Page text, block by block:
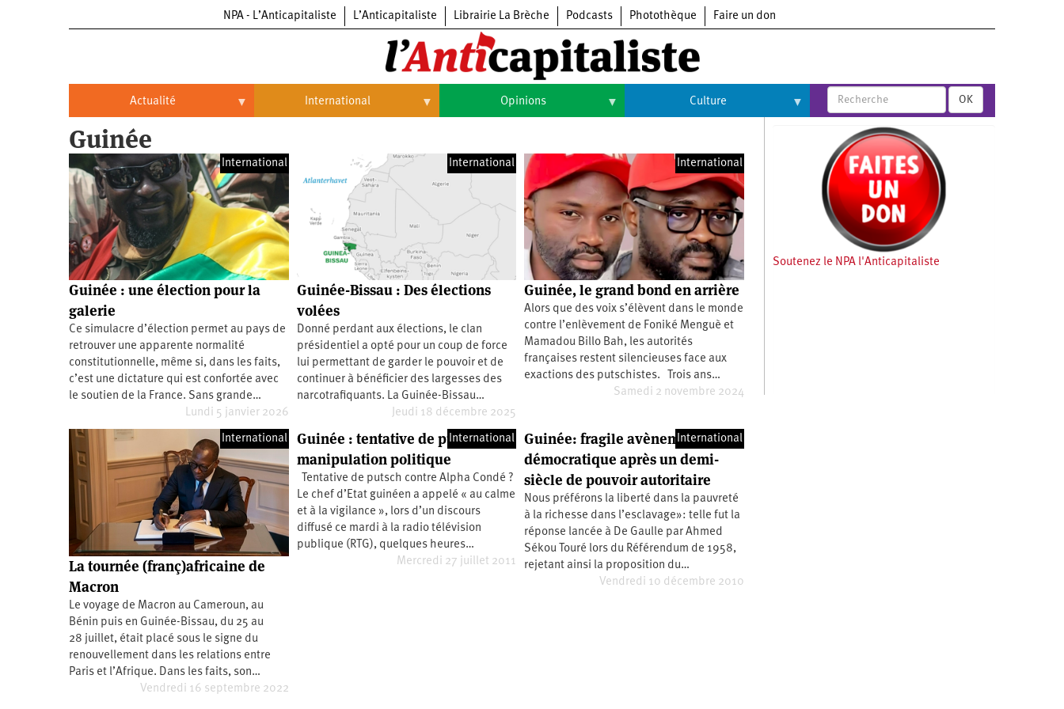
NPA - L’Anticapitaliste L’Anticapitaliste Librairie La Brèche Podcasts Photothèque Faire un don
Actualité
Actualité
Politique
Entreprises
Entreprises
Automobile
Commerce
Hôpitaux
SNCF
Services
publics
Oppressions
Oppressions
Féminisme
LGBTI
Économie
Éducation
Santé
Vidéos
Dans
mon
département
International
Brésil
Chine
États-
Unis
Continents
Continents
Afrique
Amérique
du
Nord
Amérique
latine
Asie
Europe
Moyen-
Orient
Océanie
Opinions
Histoire
Culture
Cinéma
Expositions
Livres
Musique
OK
Guinée
International
Guinée : une élection pour la
galerie
Ce simulacre d’élection permet au pays de
retrouver une apparente normalité
constitutionnelle, même si, dans les faits,
c’est une dictature qui est confortée avec
le soutien de la France. Sans grande…
Lundi 5 janvier 2026
International
Guinée-Bissau : Des élections
volées
Donné perdant aux élections, le clan
présidentiel a opté pour un coup de force
lui permettant de garder le pouvoir et de
continuer à bénéficier des largesses des
narcotrafiquants. La Guinée-Bissau…
Jeudi 18 décembre 2025
International
Guinée, le grand bond en arrière
Alors que des voix s’élèvent dans le monde
contre l’enlèvement de Foniké Menguè et
Mamadou Billo Bah, les autorités
françaises restent silencieuses face aux
exactions des putschistes. Trois ans…
Samedi 2 novembre 2024
International
La tournée (franç)africaine de
Macron
Le voyage de Macron au Cameroun, au
Bénin puis en Guinée-Bissau, du 25 au
28 juillet, était placé sous le signe du
renouvellement dans les relations entre
Paris et l’Afrique. Dans les faits, son…
Vendredi 16 septembre 2022
International
Guinée : tentative de putsch ou
manipulation politique
Tentative de putsch contre Alpha Condé ?
Le chef d’Etat guinéen a appelé « au calme
et à la vigilance », lors d’un discours
diffusé ce mardi à la radio télévision
publique (RTG), quelques heures…
Mercredi 27 juillet 2011
International
Guinée: fragile avènement
démocratique après un demi-
siècle de pouvoir autoritaire
Nous préférons la liberté dans la pauvreté
à la richesse dans l’esclavage»: telle fut la
réponse lancée à De Gaulle par Ahmed
Sékou Touré lors du Référendum de 1958,
rejetant ainsi la proposition du…
Vendredi 10 décembre 2010
Soutenez le NPA l'Anticapitaliste